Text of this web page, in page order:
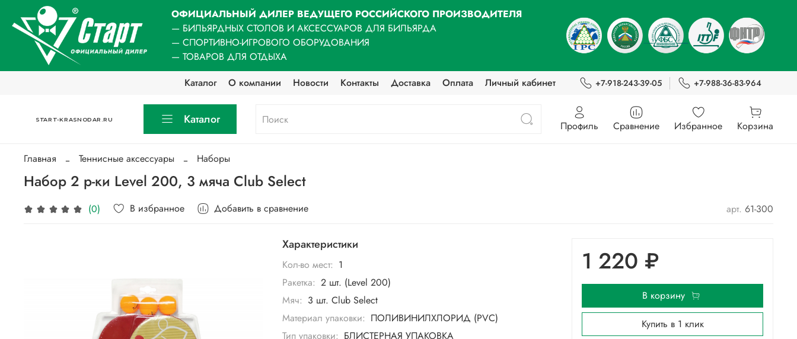
ОФИЦИАЛЬНЫЙ ДИЛЕР ВЕДУЩЕГО РОССИЙСКОГО ПРОИЗВОДИТЕЛЯ
— БИЛЬЯРДНЫХ СТОЛОВ И АКСЕССУАРОВ ДЛЯ БИЛЬЯРДА
— СПОРТИВНО-ИГРОВОГО ОБОРУДОВАНИЯ
— ТОВАРОВ ДЛЯ ОТДЫХА
Каталог
О компании Новости Контакты Доставка Оплата Личный кабинет +7-918-243-39-05 +7-988-36-83-964
START-KRASNODAR.RU Каталог Профиль Сравнение Избранное Корзина
Главная Теннисные аксессуары Наборы
Набор 2 р-ки Level 200, 3 мяча Club Select
(0) В избранное Добавить в сравнение арт. 61-300
Характеристики
Кол-во мест: 1
Ракетка: 2 шт. (Level 200)
Мяч: 3 шт. Club Select
Материал упаковки: ПОЛИВИНИЛХЛОРИД (PVC)
Тип упаковки: БЛИСТЕРНАЯ УПАКОВКА
1 220 ₽
В корзину
Купить в 1 клик